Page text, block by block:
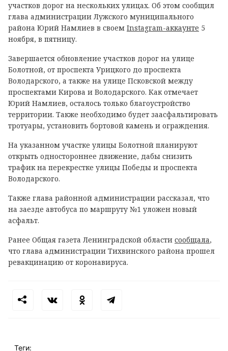
участков дорог на нескольких улицах. Об этом сообщил
глава администрации Лужского муниципального
района Юрий Намлиев в своем Instagram-аккаунте 5
ноября, в пятницу.
Завершается обновление участков дорог на улице
Болотной, от проспекта Урицкого до проспекта
Володарского, а также на улице Псковской между
проспектами Кирова и Володарского. Как отмечает
Юрий Намлиев, осталось только благоустройство
территории. Также необходимо будет заасфальтировать
тротуары, установить бортовой камень и ограждения.
На указанном участке улицы Болотной планируют
открыть одностороннее движение, дабы снизить
трафик на перекрестке улицы Победы и проспекта
Володарского.
Также глава районной администрации рассказал, что
на заезде автобуса по маршруту №1 уложен новый
асфальт.
Ранее Общая газета Ленинградской области сообщала,
что глава администрации Тихвинского района прошел
ревакцинацию от коронавируса.
Теги: